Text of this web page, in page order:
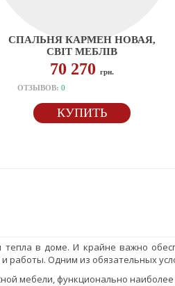
СПАЛЬНЯ КАРМЕН НОВАЯ,
СВІТ МЕБЛІВ
70 270 грн.
ОТЗЫВОВ: 0
КУПИТЬ
в доме. И крайне важно
Одним из обязательных
мебели, функционально